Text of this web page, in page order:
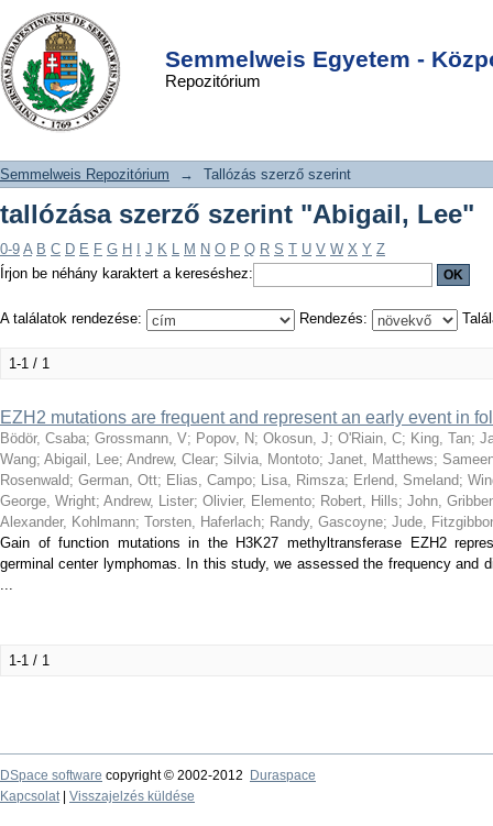
Semmelweis Egyetem -
Repozitórium
tallózása szerző szerint "Abigail, Lee"
DSpace/Manakin Repository
Semmelweis Repozitórium → Tallózás szerző szerint
tallózása szerző szerint "Abigail, Lee"
0-9 A B C D E F G H J K L M N O P Q R S T U V W X Y Z
Írjon be néhány karaktert a kereséshez:
A találatok rendezése: Rendezés:
1-1 / 1
EZH2 mutations are frequent and represent an early event in
Bödör, Csaba; Grossmann, V; Popov, N; Okosun, J; O'Riain, C; King, Tan;
Wang; Abigail, Lee; Andrew, Clear; Silvia, Montoto; Janet, Matthews;
Rosenwald; German, Ott; Elias, Campo; Lisa, Rimsza; Erlend, Smeland;
George, Wright; Andrew, Lister; Olivier, Elemento; Robert, Hills; John,
Alexander, Kohlmann; Torsten, Haferlach; Randy, Gascoyne; Jude,
Gain of function mutations in the H3K27 methyltransferase EZH2
germinal center lymphomas. In this study, we assessed the frequency and
...
1-1 / 1
DSpace software copyright © 2002-2012
Duraspace
Kapcsolat| Visszajelzés küldése